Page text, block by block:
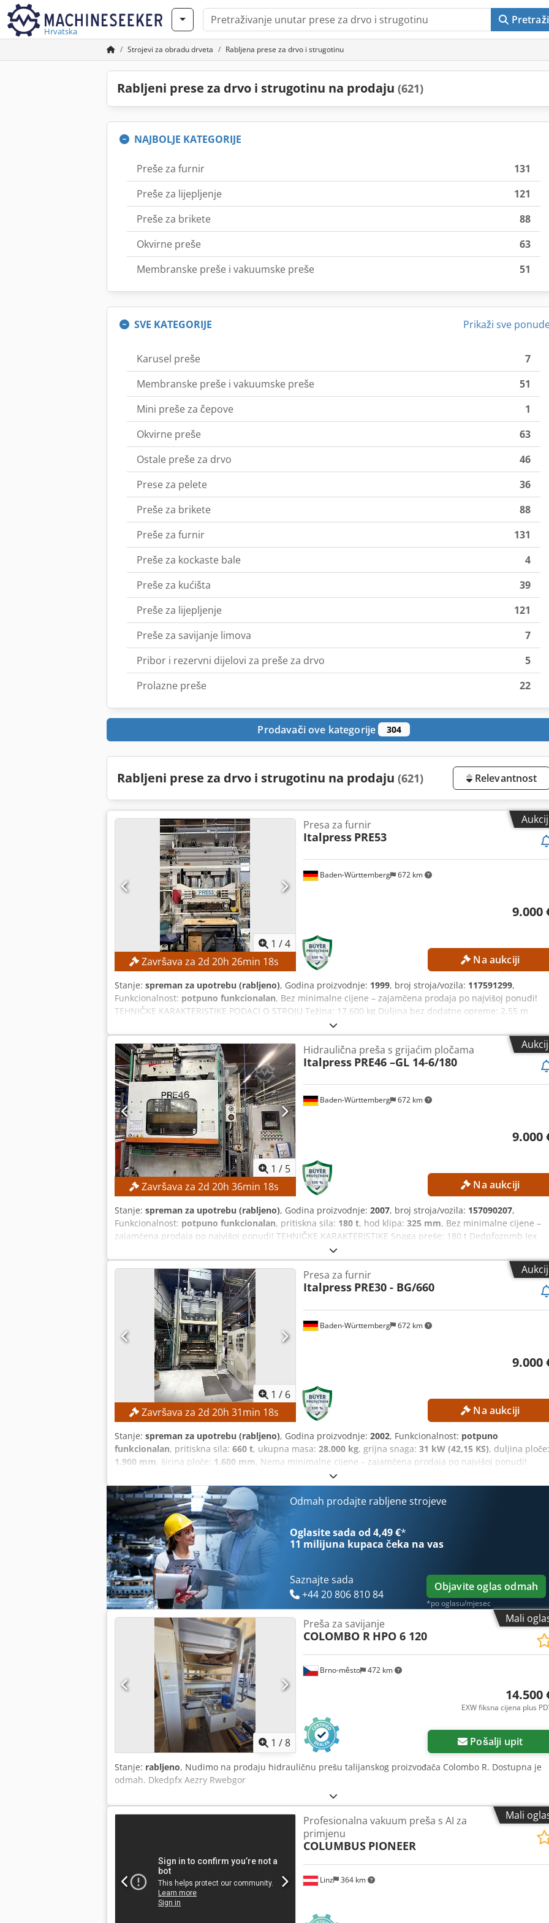
Hrvatska
Pretraži
Strojevi za obradu drveta Rabljena prese za drvo i strugotinu
Rabljeni prese za drvo i strugotinu na prodaju (621)
NAJBOLJE KATEGORIJE
Preše za furnir
131
Preše za lijepljenje
121
Preše za brikete
88
Okvirne preše
63
Membranske preše i vakuumske preše
51
SVE KATEGORIJE Prikaži sve
Karusel preše
7
Membranske preše i vakuumske preše
51
Mini preše za čepove
1
Okvirne preše
63
Ostale preše za drvo
46
Prese za pelete
36
Preše za brikete
88
Preše za furnir
131
Preše za kockaste bale
4
Preše za kućišta
39
Preše za lijepljenje
121
Preše za savijanje limova
7
Pribor i rezervni dijelovi za preše za drvo
5
Prolazne preše
22
Prodavači ove kategorije 304
Rabljeni prese za drvo i strugotinu na prodaju (621) Relevantnost
1 /4
Završava za 2d 20h 26min 17s
Baden-Württemberg 672 km
Presa za furnir
Italpress PRE53
9.000
Na aukciji
Stanje: spreman za upotrebu (rabljeno), Godina proizvodnje: 1999, broj stroja/vozila: 117591299,
Funkcionalnost: potpuno funkcionalan, Bez minimalne cijene – zajamčena prodaja po najvišoj ponudi!
TEHNIČKE KARAKTERISTIKE PODACI O STROJU Težina: 17.600 kg Duljina bez dodatne opreme: 2,55 m
Duljina s dodatnom opremom: 3,70 m Širina bez dodatne opreme: 0,9 m Širina s dodatnom opremom:
1,25 m Dksdpfx Aboznmdvsger Visina bez dodatne opreme: 4,15 m Visina s dodatnom opremom: 4,30 m
Mrežni napon: 415 V AC Frekvencija: 50 Hz Hidraulično ulje: AGIP OSO 46 Termalno ulje: AGIP ALARIA 3
OPREMA CE oznaka
1 / 5
Završava za 2d 20h 36min 17s
Baden-Württemberg 672 km
Hidraulična preša s grijaćim pločama
Italpress PRE46 –GL 14-6/180
9.000
Na aukciji
Stanje: spreman za upotrebu (rabljeno), Godina proizvodnje: 2007, broj stroja/vozila: 157090207,
Funkcionalnost: potpuno funkcionalan, pritiskna sila: 180 t, hod klipa: 325 mm, Bez minimalne cijene –
zajamčena prodaja po najvišoj ponudi! TEHNIČKE KARAKTERISTIKE Snaga preše: 180 t Dedpfoznmb Iex
Abgekr Maksimalni hidraulički tlak: 600 bara Hod cilindra: 325 mm Otvor: 325 mm PODACI O STROJU
Upravljanje: Elektroničko upravljanje s upravljačkom pločom/CNC Napon: 400 V / 50 Hz Izvedba:
Industrijska izvedba OPREMA Zatvorena sigurnosna kabina Hidraulički sustav preše Preša za grijane
Preša za oblikovanje
1 / 6
Završava za 2d 20h 31min 17s
Baden-Württemberg 672 km
Presa za furnir
Italpress PRE30 - BG/660
9.000
Na aukciji
Stanje: spreman za upotrebu (rabljeno), Godina proizvodnje: 2002, Funkcionalnost: potpuno
funkcionalan, pritiskna sila: 660 t, ukupna masa: 28.000 kg, grijna snaga: 31 kW (42,15 KS), duljina ploče:
1.900 mm, širina ploče: 1.600 mm, Nema minimalne cijene – zajamčena prodaja po najvišoj ponudi!
TEHNIČKE KARAKTERISTIKE Snaga preše: 660 t Dimenzije prešnih ploča: 1.900 × 1.600 mm Snaga grijanja:
31 kW Dedpfxeznmbzj Abgokr PODACI O STROJU Električni podaci Radni napon: 400 V Napon
sustava: 220 V Frekvencija: 50 Hz Faze: 3 + MP + PE Nominalna struja: 160 A Priključna snaga: 108 kW
stroja: približno 28.000 kg Izvedba: Preša s donjim grijaćim elementom / preša za oblikovanje OPREMA
Prešne ploče s grijanjem Dokumentacija
Odmah prodajte rabljene strojeve
Oglasite sada od 4,49 €*
11 milijuna kupaca čeka na vas
Saznajte sada
+44 20 806 810 84
Objavite oglas odmah
*po oglasu/mjesec
Mali
1 /8
Brno-město 472 km
Preša za savijanje
COLOMBO R HPO 6 120
14.500
EXW fiksna cijena plus
Pošalji upit
Stanje: rabljeno, Nudimo na prodaju hidrauličnu prešu talijanskog proizvođača Colombo R. Dostupna je
odmah. Dkedpfx Aezry Rwebgor
Mali
Linz 364 km
Profesionalna vakuum preša s AI za
primjenu
COLUMBUS PIONEER